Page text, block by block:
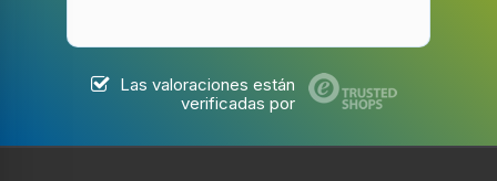
Material
Material de la cuchilla
Las valoraciones están
verificadas por